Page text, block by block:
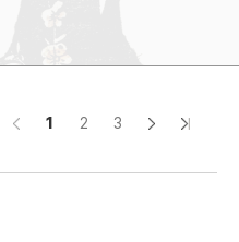
신진학자 초청 연구교류 사업
규장각-산기 연구비 지원 사업
1 2 3